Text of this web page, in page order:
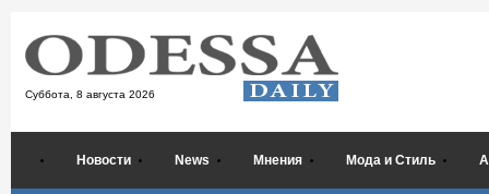
Суббота, 8 августа 2026
Новости News Мнения Мода и Стиль